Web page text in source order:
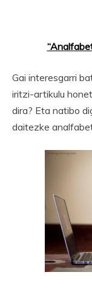
Gai interesgarri
iritzi-artikulu
dira? Eta natibo
daitezke